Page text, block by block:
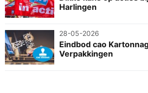
Harlingen
28-05-2026
Eindbod cao
Verpakkingen